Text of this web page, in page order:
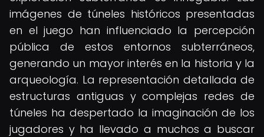
imágenes de túneles históricos presentadas
en el juego han influenciado la percepción
pública de estos entornos subterráneos,
generando un mayor interés en la historia y la
arqueología. La representación detallada de
estructuras antiguas y complejas redes de
túneles ha despertado la imaginación de los
jugadores y ha llevado a muchos a buscar